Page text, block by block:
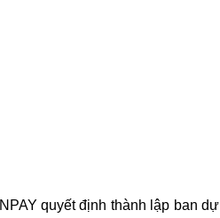
quyết định thành lập ban dự